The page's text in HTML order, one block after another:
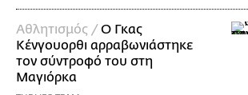
Αθλητισμός /Ο Γκας
Κένγουορθι αρραβωνιάστηκε
τον σύντροφό του στη
Μαγιόρκα